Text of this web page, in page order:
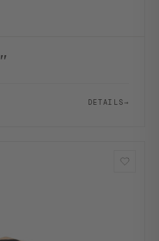
DETAILS→